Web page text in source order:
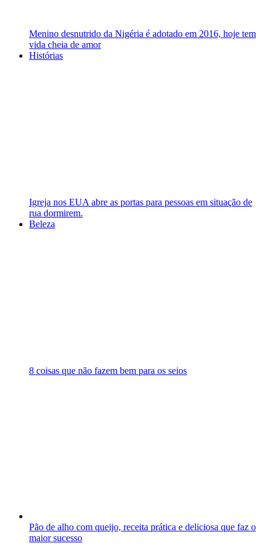
Menino desnutrido da Nigéria é adotado em 2016, hoje tem
vida cheia de amor
Histórias
Igreja nos EUA abre as portas para pessoas em situação de
rua dormirem.
Beleza
8 coisas que não fazem bem para os seios
Pão de alho com queijo, receita prática e deliciosa que faz o
maior sucesso